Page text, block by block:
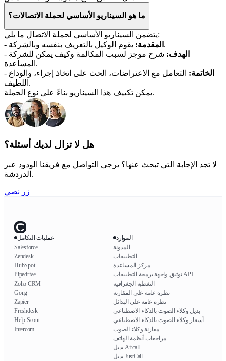
ما هو السيناريو الأساسي لحملة الاتصالات؟
يتضمن السيناريو الأساسي لحملة الاتصال ما يلي:
-
المقدمة: يقوم الوكيل بالتعريف بنفسه وبالشركة.
-
الهدف: شرح موجز لسبب المكالمة وكيف يمكن للشركة
المساعدة.
-
الخاتمة: التعامل مع الاعتراضات، الحث على اتخاذ إجراء، والوداع
اللطيف.
يمكن تكييف هذا السيناريو بناءً على نوع الحملة.
هل لا تزال لديك أسئلة؟
لا تجد الإجابة التي تبحث عنها؟ يرجى التواصل مع فريقنا الودود عبر
الدردشة.
زر نصي
عمليات التكامل
Salesforce
Zendesk
HubSpot
Pipedrive
Zoho CRM
Gong
Zapier
Freshdesk
Help Scout
Intercom
الموارد
المدونة
التطبيقات
مركز المساعدة
توثيق واجهة برمجة التطبيقات API
التغطية الجغرافية
نظرة عامة على المقارنة
نظرة عامة على البدائل
بديل وكلاء الصوت بالذكاء الاصطناعي
أسعار وكلاء الصوت بالذكاء الاصطناعي
مقارنة وكلاء الصوت
مراجعات أنظمة الهاتف
بديل Aircall
بديل JustCall